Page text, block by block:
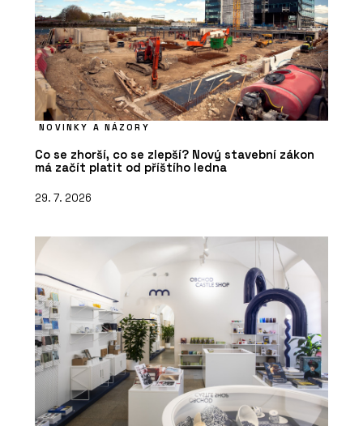
NOVINKY A NÁZORY
Co se zhorší, co se zlepší? Nový stavební zákon
má začít platit od příštího ledna
29. 7. 2026